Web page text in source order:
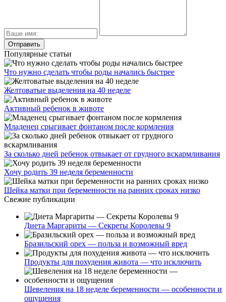
Популярные статьи
Что нужно сделать чтобы роды начались быстрее
Желтоватые выделения на 40 неделе
Активный ребенок в животе
Младенец срыгивает фонтаном после кормления
За сколько дней ребенок отвыкает от грудного вскармливания
Хочу родить 39 неделя беременности
Шейка матки при беременности на ранних сроках низко
Свежие публикации
Диета Маргариты — Секреты Королевы 9
Бразильский орех — польза и возможный вред
Продукты для похудения живота — что исключить
Шевеления на 18 неделе беременности — особенности и
ощущения